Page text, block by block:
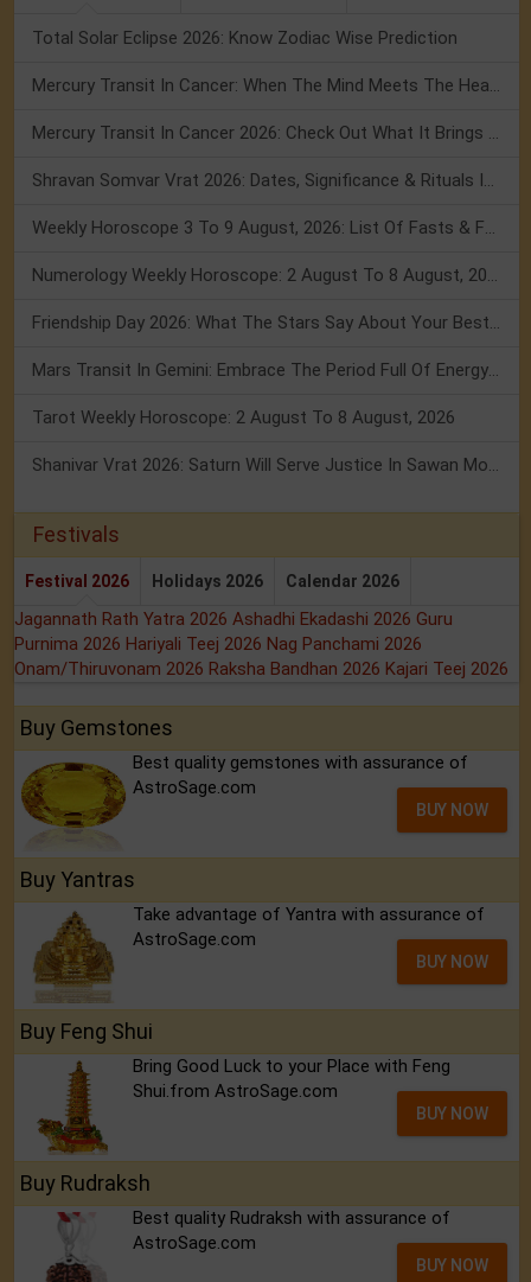
Total Solar Eclipse 2026: Know Zodiac Wise Prediction
Tarot Weekly Horoscope: 2 August To 8 August, 2026
Festivals
Festival 2026 Holidays 2026 Calendar 2026
Jagannath Rath Yatra 2026 Ashadhi Ekadashi 2026 Guru
Purnima 2026 Hariyali Teej 2026 Nag Panchami 2026
Onam/Thiruvonam 2026 Raksha Bandhan 2026 Kajari Teej 2026
Buy Gemstones
Best quality gemstones with assurance of
AstroSage.com
BUY NOW
Buy Yantras
Take advantage of Yantra with assurance of
AstroSage.com
BUY NOW
Buy Feng Shui
Bring Good Luck to your Place with Feng
Shui.from AstroSage.com
BUY NOW
Buy Rudraksh
Best quality Rudraksh with assurance of
AstroSage.com
BUY NOW